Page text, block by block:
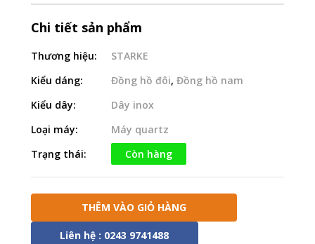
Chi tiết sản phẩm
Thương hiệu:
STARKE
Kiểu dáng:
Đồng hồ đôi, Đồng hồ nam
Kiểu dây:
Dây inox
Loại máy:
Máy quartz
Trạng thái:
Còn hàng
THÊM VÀO GIỎ HÀNG
Liên hệ : 0243 9741488